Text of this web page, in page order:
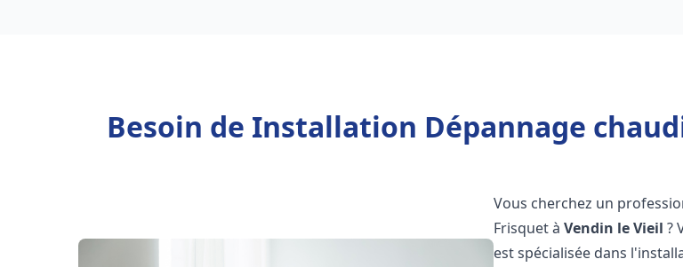
Besoin de Installation Dépannage
Vous cherchez un
Frisquet àVendin le Vieil ?
est spécialisée dans